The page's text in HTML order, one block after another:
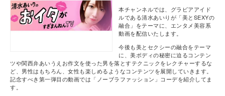
本チャンネルでは、グラビアアイド
ルである清水あいりが「美とSEXYの
融合」をテーマに、エンタメ美容系
動画を配信いたします。
今後も美とセクシーの融合をテーマ
に、美ボディの秘密に迫るコンテン
ツや関西弁あいうえお作文を使った男を落とすテクニックをレクチャーするな
ど、男性はもちろん、女性も楽しめるようなコンテンツを展開していきます。
記念すべき第一弾目の動画では「ノーブラファッション」コーデを紹介してま
す。